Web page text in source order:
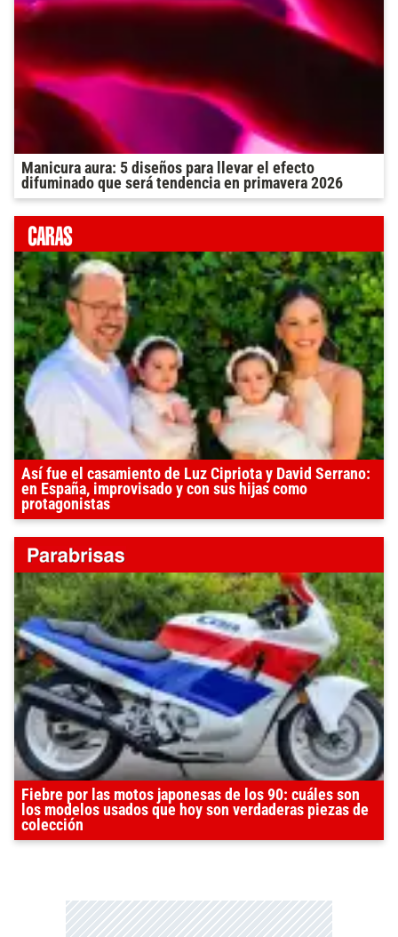
Manicura aura: 5 diseños para llevar el efecto
difuminado que será tendencia en primavera 2026
Así fue el casamiento de Luz Cipriota y David Serrano:
en España, improvisado y con sus hijas como
protagonistas
Fiebre por las motos japonesas de los 90: cuáles son
los modelos usados que hoy son verdaderas piezas de
colección